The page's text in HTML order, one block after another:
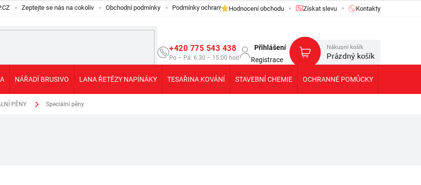
Zeptejte se nás na cokoliv Obchodní podmínky Podmínky ochrany osobních údajů GDPR
Hodnocení obchodu Získat slevu Kontakty
+420 775 543 438
Po – Pá: 6:30 – 15:00 hod
Přihlášení
Registrace
Nákupní košík
Prázdný košík
NÁŘADÍ BRUSIVO LANA ŘETĚZY NAPÍNÁKY TESAŘINA KOVÁNÍ STAVEBNÍ CHEMIE OCHRANNÉ POMŮCKY
PĚNY Speciální pěny